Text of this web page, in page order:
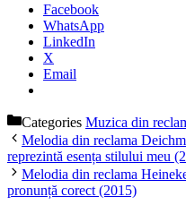
Facebook
WhatsApp
LinkedIn
X
Email
Categories Muzica din
Melodia din reclama
reprezintă esența stilului meu
Melodia din reclama
pronunță corect (2015)